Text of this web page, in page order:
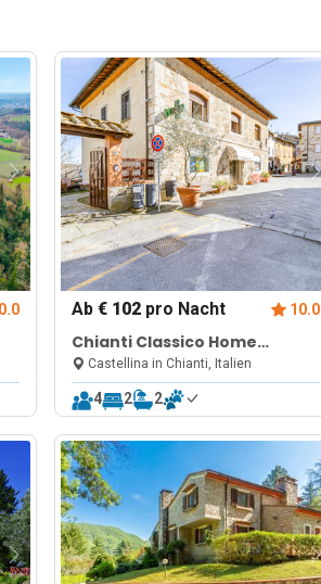
Ab € 102pro Nacht 10.0
Chianti Classico Home
Panoramic View 4
Castellina in Chianti, Italien
4 2 2